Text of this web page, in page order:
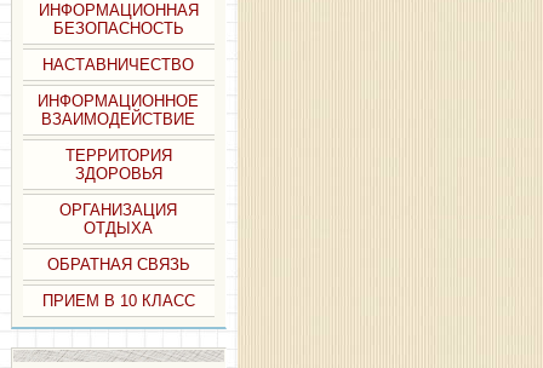
ИНФОРМАЦИОННАЯ
БЕЗОПАСНОСТЬ
НАСТАВНИЧЕСТВО
ИНФОРМАЦИОННОЕ
ВЗАИМОДЕЙСТВИЕ
ТЕРРИТОРИЯ
ЗДОРОВЬЯ
ОРГАНИЗАЦИЯ
ОТДЫХА
ОБРАТНАЯ СВЯЗЬ
ПРИЕМ В 10 КЛАСС